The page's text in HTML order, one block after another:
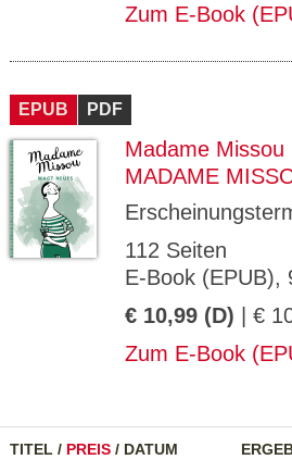
Zum E-Book
EPUB PDF
Madame Missou
MADAME
112 Seiten
E-Book (EPUB),
€ 10,99 (D) | €
Zum E-Book
TITEL / PREIS / DATUM